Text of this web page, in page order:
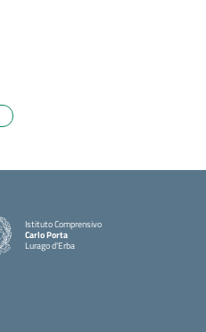
Istituto Comprensivo
Carlo Porta
Lurago d'Erba
— Visita la pagina iniziale della scuola